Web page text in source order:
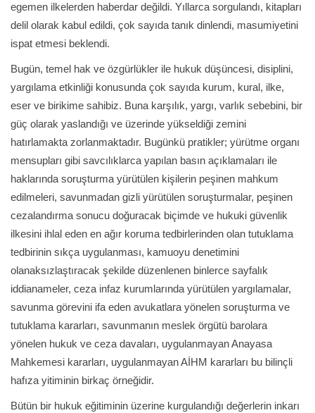
egemen ilkelerden haberdar değildi. Yıllarca sorgulandı, kitapları
delil olarak kabul edildi, çok sayıda tanık dinlendi, masumiyetini
ispat etmesi beklendi.
Bugün, temel hak ve özgürlükler ile hukuk düşüncesi, disiplini,
yargılama etkinliği konusunda çok sayıda kurum, kural, ilke,
eser ve birikime sahibiz. Buna karşılık, yargı, varlık sebebini, bir
güç olarak yaslandığı ve üzerinde yükseldiği zemini
hatırlamakta zorlanmaktadır. Bugünkü pratikler; yürütme organı
mensupları gibi savcılıklarca yapılan basın açıklamaları ile
haklarında soruşturma yürütülen kişilerin peşinen mahkum
edilmeleri, savunmadan gizli yürütülen soruşturmalar, peşinen
cezalandırma sonucu doğuracak biçimde ve hukuki güvenlik
ilkesini ihlal eden en ağır koruma tedbirlerinden olan tutuklama
tedbirinin sıkça uygulanması, kamuoyu denetimini
olanaksızlaştıracak şekilde düzenlenen binlerce sayfalık
iddianameler, ceza infaz kurumlarında yürütülen yargılamalar,
savunma görevini ifa eden avukatlara yönelen soruşturma ve
tutuklama kararları, savunmanın meslek örgütü barolara
yönelen hukuk ve ceza davaları, uygulanmayan Anayasa
Mahkemesi kararları, uygulanmayan AİHM kararları bu bilinçli
hafıza yitiminin birkaç örneğidir.
Bütün bir hukuk eğitiminin üzerine kurgulandığı değerlerin inkarı